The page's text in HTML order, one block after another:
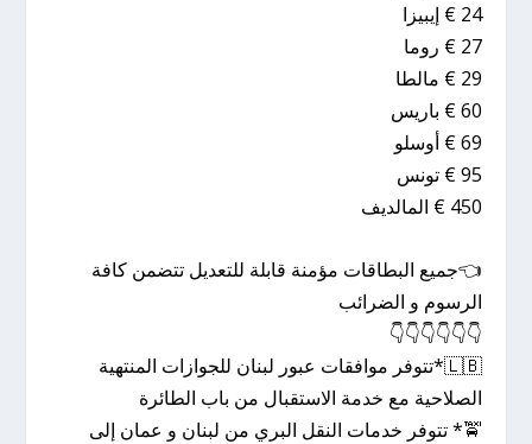
24 € إيبيزا
27 € روما
29 € مالطا
60 € باريس
69 € أوسلو
95 € تونس
450 € المالديف
👈جميع البطاقات مؤمنة قابلة للتعديل تتضمن كافة
الرسوم و الضرائب
👇👇👇👇👇👇
🇱🇧*تتوفر موافقات عبور لبنان للجوازات المنتهية
الصلاحية مع خدمة الاستقبال من باب الطائرة
🚖* تتوفر خدمات النقل البري من لبنان و عمان إلى